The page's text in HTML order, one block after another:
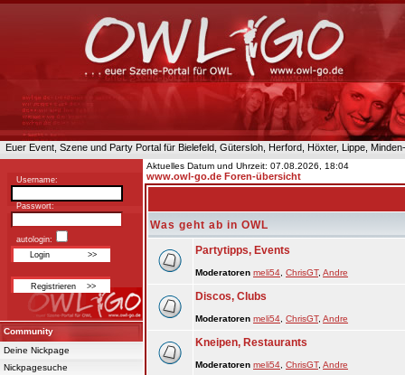
Euer Event, Szene und Party Portal für Bielefeld, Gütersloh, Herford, Höxter, Lippe,
Username:
Passwort:
autologin:
Community
Deine Nickpage
Nickpagesuche
Aktuelles Datum und Uhrzeit: 07.08.2026, 18:04
www.owl-go.de Foren-übersicht
Was geht ab in OWL
Partytipps, Events
Moderatoren meli54 ChrisGT, Andre
Discos, Clubs
Moderatoren meli54 ChrisGT, Andre
Kneipen, Restaurants
Moderatoren meli54 ChrisGT, Andre